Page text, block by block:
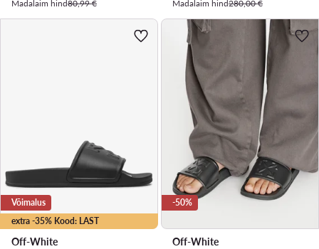
Madalaim hind80,99 €
Madalaim hind280,00 €
extra -35% Kood: LAST
Võimalus
Off-White
-50%
Off-White